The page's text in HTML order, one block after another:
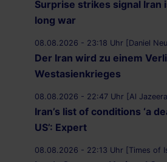
Surprise strikes signal Iran
long war
08.08.2026 - 23:18 Uhr [Daniel
Der Iran wird zu einem
Westasienkrieges
08.08.2026 - 22:47 Uhr [Al
Iran’s list of conditions ‘a
US’: Expert
08.08.2026 - 22:13 Uhr [Times of